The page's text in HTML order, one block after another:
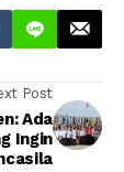
Post
Ada
Ingin